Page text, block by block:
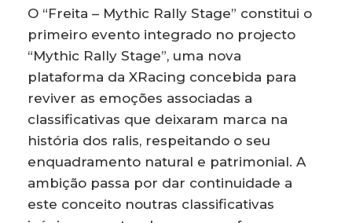
O “Freita – Mythic Rally Stage” constitui o
primeiro evento integrado no projecto
“Mythic Rally Stage”, uma nova
plataforma da XRacing concebida para
reviver as emoções associadas a
classificativas que deixaram marca na
história dos ralis, respeitando o seu
enquadramento natural e patrimonial. A
ambição passa por dar continuidade a
este conceito noutras classificativas